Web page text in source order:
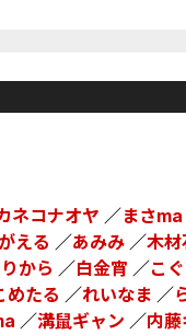
ネコナオヤ ／まさma
える ／あみみ ／木材
から ／白金宵 ／こ
めたる ／れいなま ／
／溝鼠ギャン ／内